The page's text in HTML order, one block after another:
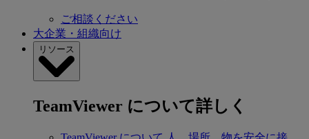
ご相談ください
大企業・組織向け
リソース
TeamViewer について詳しく